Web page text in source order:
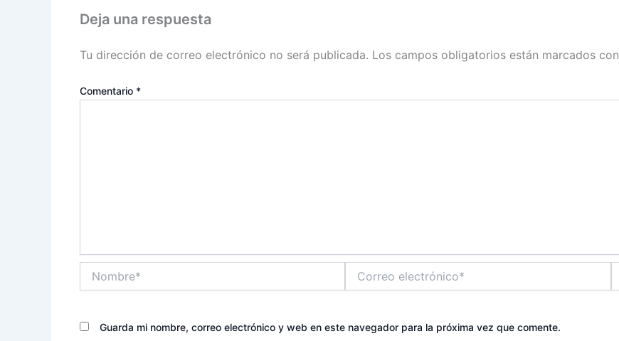
Deja una respuesta
Tu dirección de correo electrónico no será publicada. Los campos obligatorios están marcados con
Comentario *
electrónico*
Guarda mi nombre, correo electrónico y web en este navegador para la próxima vez que comente.